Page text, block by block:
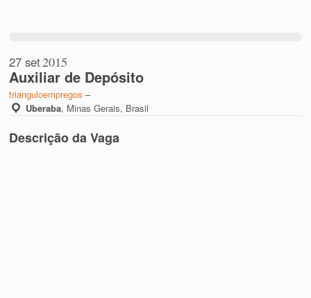
27 set2015
Auxiliar de Depósito
trianguloempregos –
Uberaba, Minas Gerais, Brasil
Descrição da Vaga